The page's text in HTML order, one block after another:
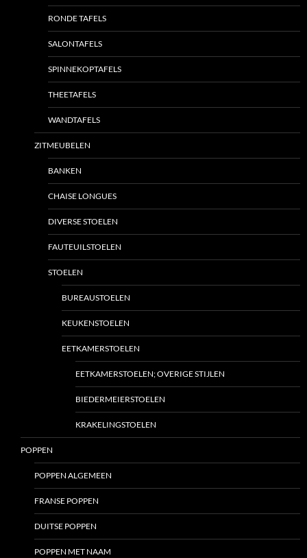
RONDE TAFELS
SALONTAFELS
SPINNEKOPTAFELS
THEETAFELS
WANDTAFELS
ZITMEUBELEN
BANKEN
CHAISE LONGUES
DIVERSE STOELEN
FAUTEUILSTOELEN
STOELEN
BUREAUSTOELEN
KEUKENSTOELEN
EETKAMERSTOELEN
EETKAMERSTOELEN; OVERIGE STIJLEN
BIEDERMEIERSTOELEN
KRAKELINGSTOELEN
POPPEN
POPPEN ALGEMEEN
FRANSE POPPEN
DUITSE POPPEN
POPPEN MET NAAM